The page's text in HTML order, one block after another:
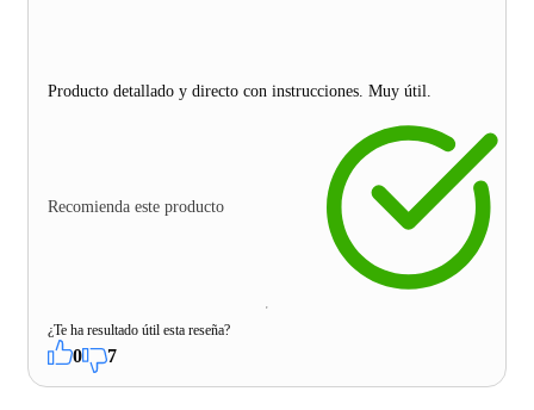
Producto detallado y directo con instrucciones. Muy útil.
Recomienda este producto
¿Te ha resultado útil esta reseña?
0 7